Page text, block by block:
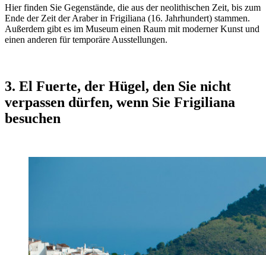
Hier finden Sie Gegenstände, die aus der neolithischen Zeit, bis zum
Ende der Zeit der Araber in Frigiliana (16. Jahrhundert) stammen.
Außerdem gibt es im Museum einen Raum mit moderner Kunst und
einen anderen für temporäre Ausstellungen.
3. El Fuerte, der Hügel, den Sie nicht
verpassen dürfen, wenn Sie Frigiliana
besuchen